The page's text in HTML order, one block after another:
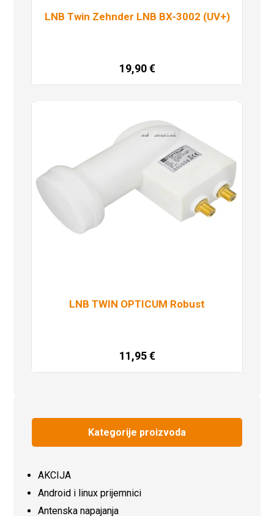
LNB Twin Zehnder LNB BX-3002 (UV+)
19,90€
Dodaj u košaricu
LNB TWIN OPTICUM Robust
11,95€
Dodaj u košaricu
Kategorije proizvoda
AKCIJA
Android i linux prijemnici
Antenska napajanja